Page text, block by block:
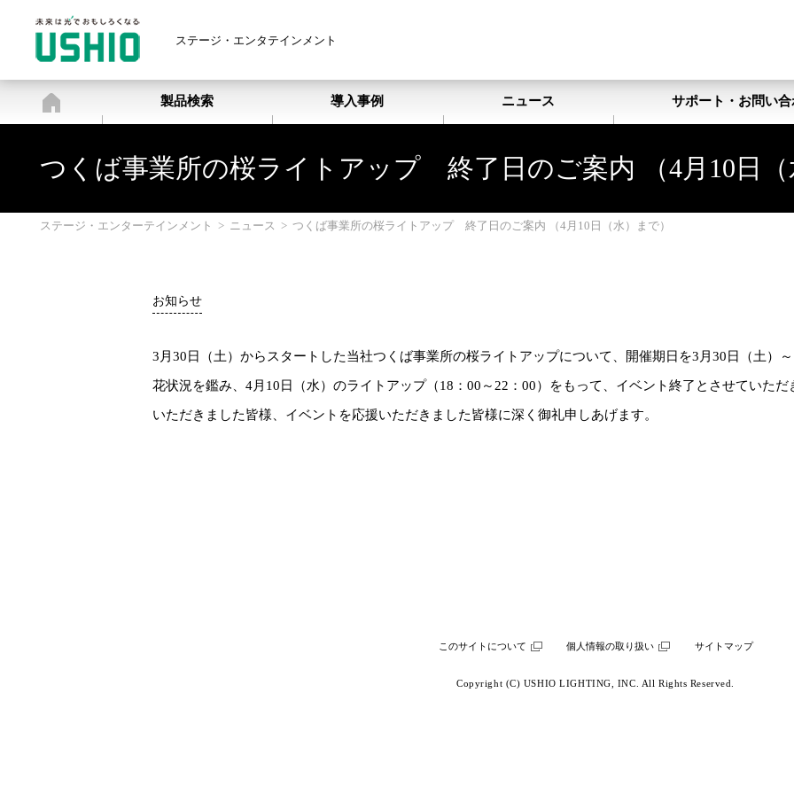
ステージ・エンタテインメント
ステージ・エンターテインメント
製品検索 導入事例 ニュース サポート・お問い
つくば事業所の桜ライトアップ 終了日のご案内 （4月10日
ステージ・エンターテインメント > ニュース > つくば事業所の桜ライトアップ 終了日のご案内 （4月10日（水）まで）
お知らせ
3月30日（土）からスタートした当社つくば事業所の桜ライトアップについて、開催期日を3月30日（土）
花状況を鑑み、4月10日（水）のライトアップ（18：00～22：00）をもって、イベント終了とさせていた
いただきました皆様、イベントを応援いただきました皆様に深く御礼申しあげます。
このサイトについて 個人情報の取り扱い サイトマップ
Copyright (C) USHIO LIGHTING, INC. All Rights Reserved.